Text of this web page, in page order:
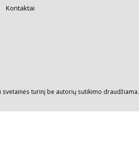
Kontaktai
turinį be autorių sutikimo draudžiama.